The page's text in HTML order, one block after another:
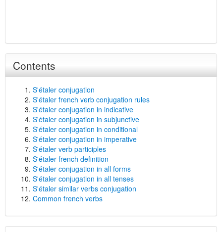
Contents
S'étaler conjugation
S'étaler french verb conjugation rules
S'étaler conjugation in indicative
S'étaler conjugation in subjunctive
S'étaler conjugation in conditional
S'étaler conjugation in imperative
S'étaler verb participles
S'étaler french definition
S'étaler conjugation in all forms
S'étaler conjugation in all tenses
S'étaler similar verbs conjugation
Common french verbs